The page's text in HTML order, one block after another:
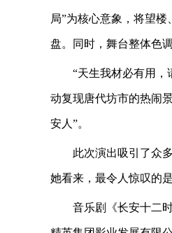
局”为核心意象，将望
盘。同时，舞台整体色
“天生我材必有用，
动复现唐代坊市的热闹
安人”。
此次演出吸引了众
她看来，最令人惊叹的
音乐剧《长安十二